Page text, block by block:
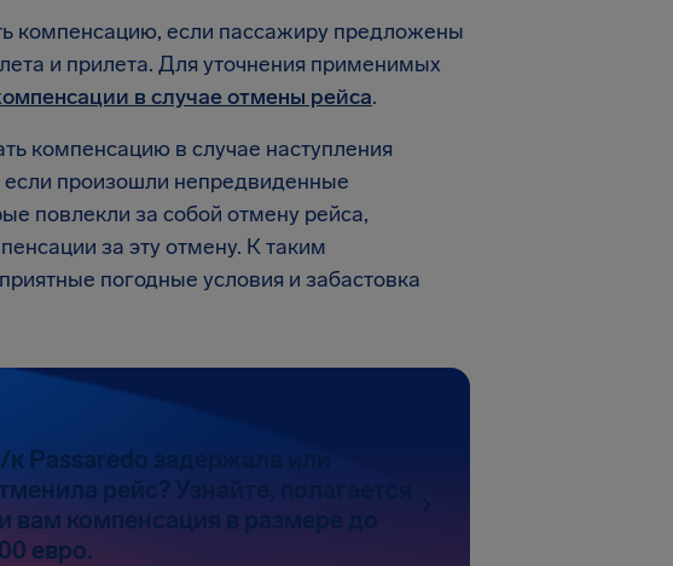
компенсацию, если пассажиру предложены
и прилета. Для уточнения применимых
в случае отмены рейса.
компенсацию в случае наступления
произошли непредвиденные
повлекли за собой отмену рейса,
за эту отмену. К таким
погодные условия и забастовка
Passaredo задержала или
рейс? Узнайте, полагается
вам компенсация в размере до
евро.